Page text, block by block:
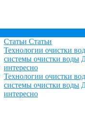
Статьи Статьи
Технологии очистки
системы очистки воды
интересно
Технологии очистки
системы очистки воды
интересно